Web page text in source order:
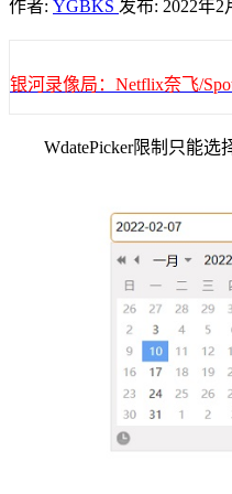
作者: YGBKS 发布: 2022年2
银河录像局：Netflix奈飞/
WdatePicker限制只能选